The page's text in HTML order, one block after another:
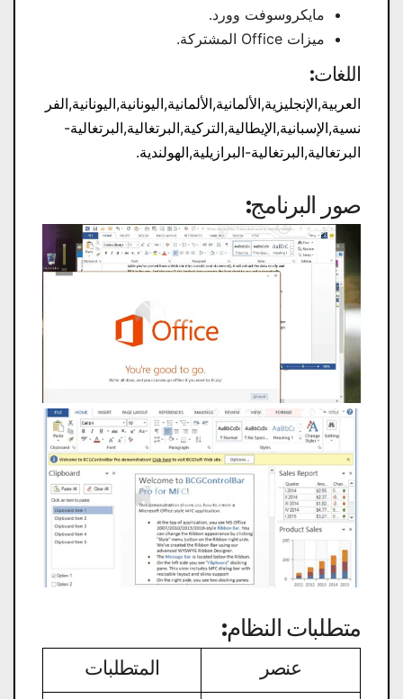
مايكروسوفت وورد.
ميزات Office المشتركة.
اللغات:
العربية,الإنجليزية,الألمانية,الألمانية,اليونانية,اليونانية,الفر
نسية,الإسبانية,الإيطالية,التركية,البرتغالية,البرتغالية-
البرتغالية,البرتغالية-البرازيلية,الهولندية.
صور البرنامج:
متطلبات النظام:
عنصر المتطلبات